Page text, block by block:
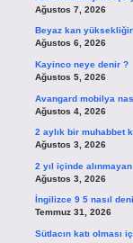
Ağustos 7, 2026
Beyaz kan
Ağustos 6, 2026
Kayinco neye denir ?
Ağustos 5, 2026
Avangard mobilya
Ağustos 4, 2026
2 aylık bir muhabbet
Ağustos 3, 2026
2 yıl içinde
Ağustos 3, 2026
İngilizce 9 5 nasıl
Temmuz 31, 2026
Sütlacın katı olması